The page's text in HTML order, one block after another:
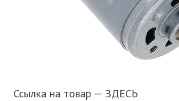
Ссылка на товар — ЗДЕСЬ